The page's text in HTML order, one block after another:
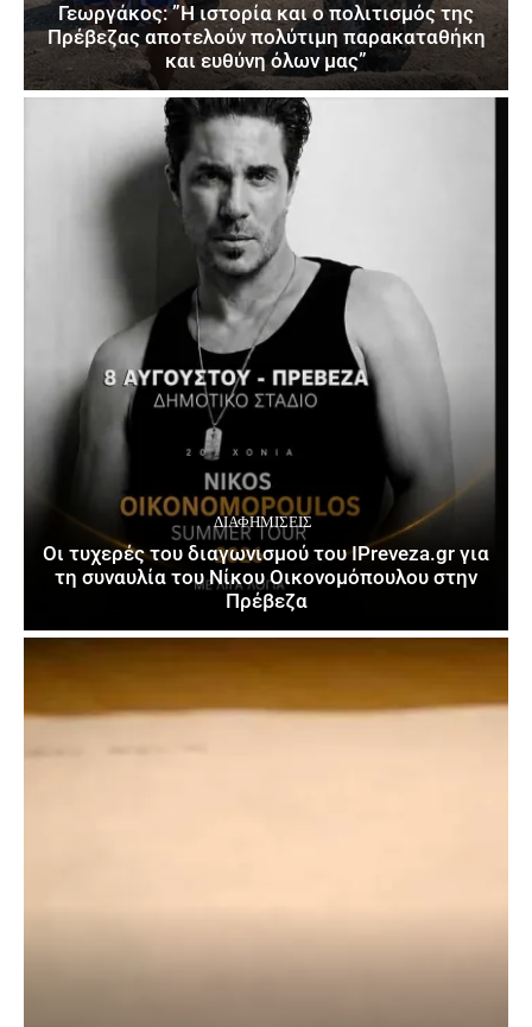
Γεωργάκος: ”Η ιστορία και ο πολιτισμός της
Πρέβεζας αποτελούν πολύτιμη παρακαταθήκη
και ευθύνη όλων μας”
ΔΙΑΦΗΜΊΣΕΙΣ
Οι τυχερές του διαγωνισμού του IPreveza.gr για
τη συναυλία του Νίκου Οικονομόπουλου στην
Πρέβεζα